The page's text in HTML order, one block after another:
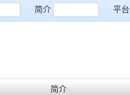
简介
平台
简介